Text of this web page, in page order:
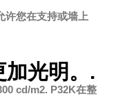
许您在支持或墙上
加光明。.
cd/m2. P32K在整